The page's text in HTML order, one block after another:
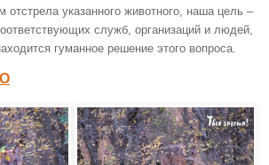
отстрела указанного животного, наша цель –
служб, организаций и людей,
гуманное решение этого вопроса.